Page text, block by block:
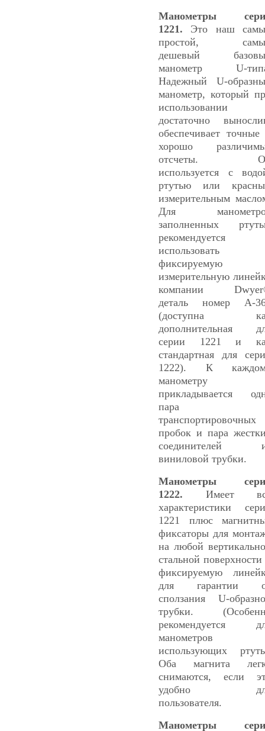
Манометры
1221. Это наш
простой,
дешевый
манометр U-
Надежный U-
манометр, который
использовании
достаточно
обеспечивает
хорошо
отсчеты.
используется с
ртутью или
измерительным
Для
заполненных
рекомендуется
использовать
фиксируемую
измерительную
компании
деталь номер А-
(доступна
дополнительная
серии 1221 и
стандартная для
1222). К
манометру
прикладывается
пара
транспортировочных
пробок и пара
соединителей
виниловой трубки.
Манометры
1222. Имеет
характеристики
1221 плюс
фиксаторы для
на любой
стальной
фиксируемую
для гарантии
сползания U-
трубки.
рекомендуется
манометров
использующих
Оба магнита
снимаются, если
удобно
пользователя.
Манометры